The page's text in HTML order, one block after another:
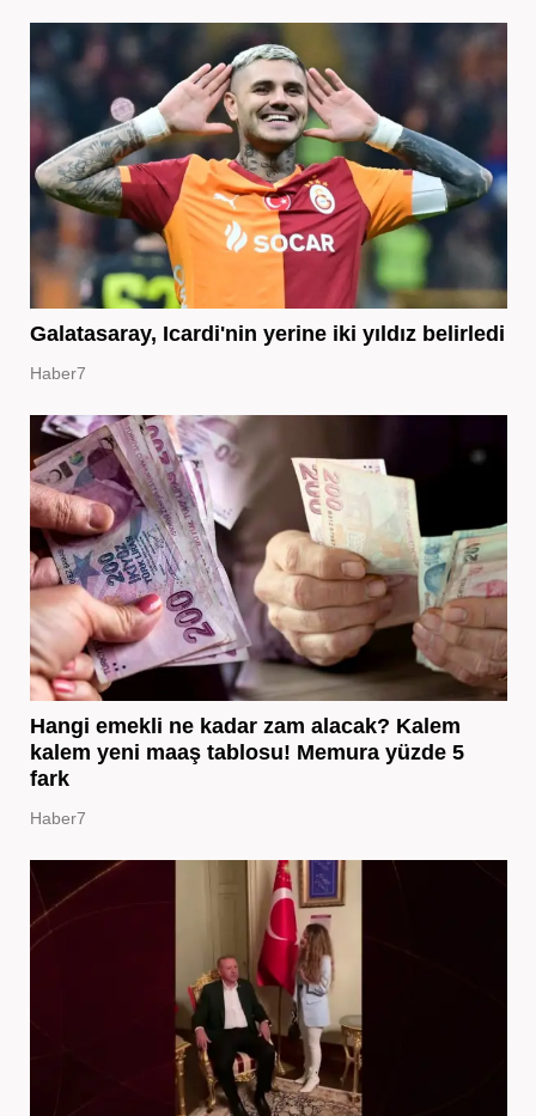
Galatasaray, Icardi'nin yerine iki yıldız belirledi
Haber7
Hangi emekli ne kadar zam alacak? Kalem
kalem yeni maaş tablosu! Memura yüzde 5
fark
Haber7